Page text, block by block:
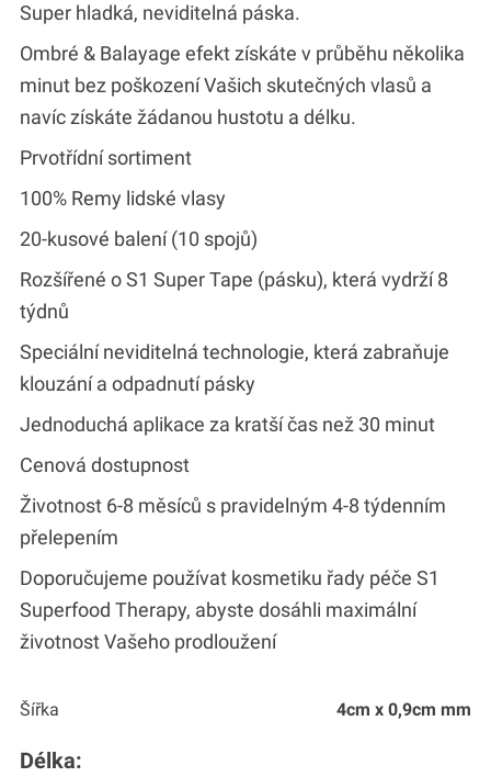
Super hladká, neviditelná páska.
Ombré & Balayage efekt získáte v průběhu několika
minut bez poškození Vašich skutečných vlasů a
navíc získáte žádanou hustotu a délku.
Prvotřídní sortiment
100% Remy lidské vlasy
20-kusové balení (10 spojů)
Rozšířené o S1 Super Tape (pásku), která vydrží 8
týdnů
Speciální neviditelná technologie, která zabraňuje
klouzání a odpadnutí pásky
Jednoduchá aplikace za kratší čas než 30 minut
Cenová dostupnost
Životnost 6-8 měsíců s pravidelným 4-8 týdenním
přelepením
Doporučujeme používat kosmetiku řady péče S1
Superfood Therapy, abyste dosáhli maximální
životnost Vašeho prodloužení
Šířka 4cm x 0,9cm mm
Délka: